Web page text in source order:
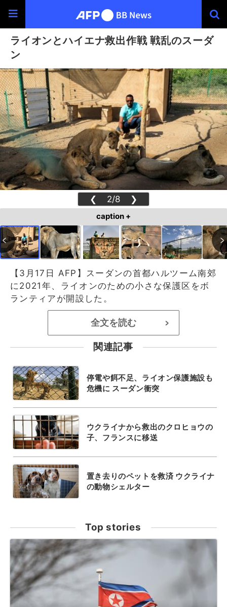
ライオンとハイエナ救出作戦 戦乱のスーダ
ン
❮ 2/8 ❯
caption +
【3月17日 AFP】スーダンの首都ハルツーム南郊
に2021年、ライオンのための小さな保護区をボ
ランティアが開設した。
全文を読む >
関連記事
停電や餌不足、ライオン保護施設も
危機に スーダン衝突
ウクライナから救出のクロヒョウの
子、フランスに移送
置き去りのペットを救済 ウクライナ
の動物シェルター
Top stories